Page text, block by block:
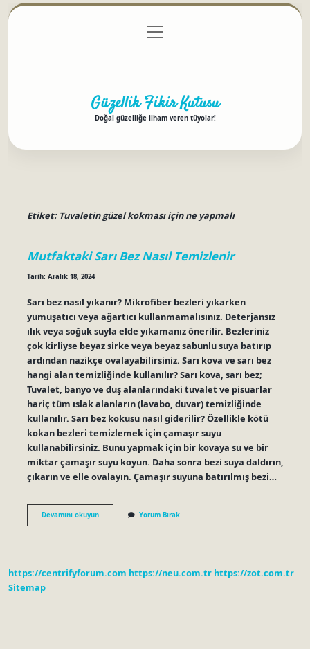
Gizlilik Politikası
menüyü
aç
Güzellik Fikir Kutusu
Doğal güzelliğe ilham veren tüyolar!
Etiket: Tuvaletin güzel kokması için ne yapmalı
Mutfaktaki Sarı Bez Nasıl Temizlenir
Tarih: Aralık 18, 2024
Sarı bez nasıl yıkanır? Mikrofiber bezleri yıkarken
yumuşatıcı veya ağartıcı kullanmamalısınız. Deterjansız
ılık veya soğuk suyla elde yıkamanız önerilir. Bezleriniz
çok kirliyse beyaz sirke veya beyaz sabunlu suya batırıp
ardından nazikçe ovalayabilirsiniz. Sarı kova ve sarı bez
hangi alan temizliğinde kullanılır? Sarı kova, sarı bez;
Tuvalet, banyo ve duş alanlarındaki tuvalet ve pisuarlar
hariç tüm ıslak alanların (lavabo, duvar) temizliğinde
kullanılır. Sarı bez kokusu nasıl giderilir? Özellikle kötü
kokan bezleri temizlemek için çamaşır suyu
kullanabilirsiniz. Bunu yapmak için bir kovaya su ve bir
miktar çamaşır suyu koyun. Daha sonra bezi suya daldırın,
çıkarın ve elle ovalayın. Çamaşır suyuna batırılmış bezi…
Devamını okuyunMutfaktaki
Sarı
Yorum Bırak
https://centrifyforum.com https://neu.com.tr https://zot.com.tr
Sitemap